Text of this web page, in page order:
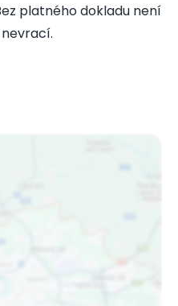
platného dokladu není